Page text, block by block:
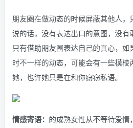
朋友圈在做动态的时候屏蔽其他人，
说的话，没有表达出口的意图，没有
只有借助朋友圈表达自己的真心，
时不一样的动态，可能会有一些模棱
她，也许她只是在和你窃窃私语。
情感寄语： 的成熟女性从不等待爱情